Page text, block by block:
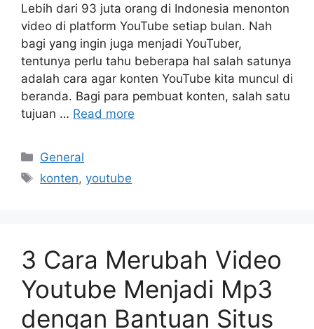
Lebih dari 93 juta orang di Indonesia menonton
video di platform YouTube setiap bulan. Nah
bagi yang ingin juga menjadi YouTuber,
tentunya perlu tahu beberapa hal salah satunya
adalah cara agar konten YouTube kita muncul di
beranda. Bagi para pembuat konten, salah satu
tujuan … Read more
Categories
General
Tags
konten,youtube
3 Cara Merubah Video
Youtube Menjadi Mp3
dengan Bantuan Situs